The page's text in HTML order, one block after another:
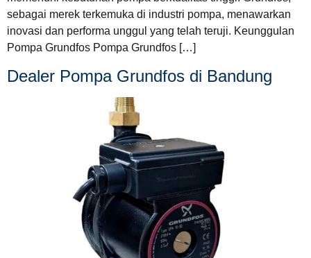
sebagai merek terkemuka di industri pompa, menawarkan
inovasi dan performa unggul yang telah teruji. Keunggulan
Pompa Grundfos Pompa Grundfos […]
Dealer Pompa Grundfos di Bandung